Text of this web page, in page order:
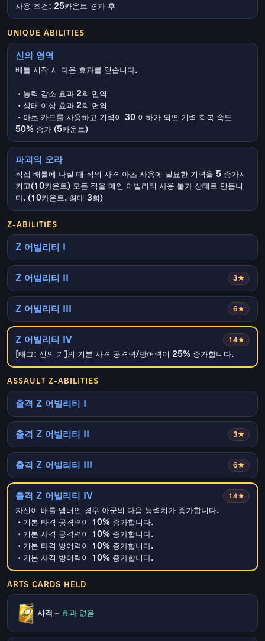
사용 조건: 25카운트 경과 후
UNIQUE ABILITIES
신의 영역
배틀 시작 시 다음 효과를 얻습니다.
・능력 감소 효과 2회 면역
・상태 이상 효과 2회 면역
・아츠 카드를 사용하고 기력이 30 이하가 되면 기력 회복 속도
50% 증가 (5카운트)
파괴의 오라
직접 배틀에 나설 때 적의 사격 아츠 사용에 필요한 기력을 5 증가시
키고(10카운트) 모든 적을 메인 어빌리티 사용 불가 상태로 만듭니
다. (10카운트, 최대 3회)
Z-ABILITIES
Z 어빌리티 I
3★
Z 어빌리티 II
6★
Z 어빌리티 III
14★
Z 어빌리티 IV
[태그: 신의 기]의 기본 사격 공격력/방어력이 25% 증가합니다.
ASSAULT Z-ABILITIES
출격 Z 어빌리티 I
3★
출격 Z 어빌리티 II
6★
출격 Z 어빌리티 III
14★
출격 Z 어빌리티 IV
자신이 배틀 멤버인 경우 아군의 다음 능력치가 증가합니다.
・기본 타격 공격력이 10% 증가합니다.
・기본 사격 공격력이 10% 증가합니다.
・기본 타격 방어력이 10% 증가합니다.
・기본 사격 방어력이 10% 증가합니다.
ARTS CARDS HELD
사격 – 효과 없음